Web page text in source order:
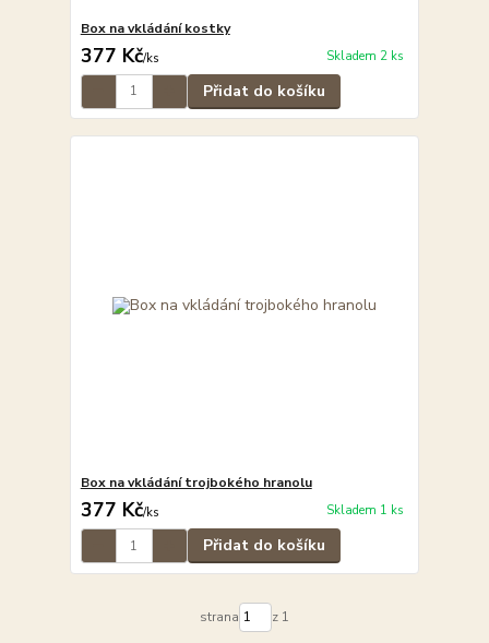
Box na vkládání kostky
377 Kč/ks Skladem 2 ks
Přidat do košíku
Box na vkládání trojbokého hranolu
377 Kč/ks Skladem 1 ks
Přidat do košíku
strana z 1